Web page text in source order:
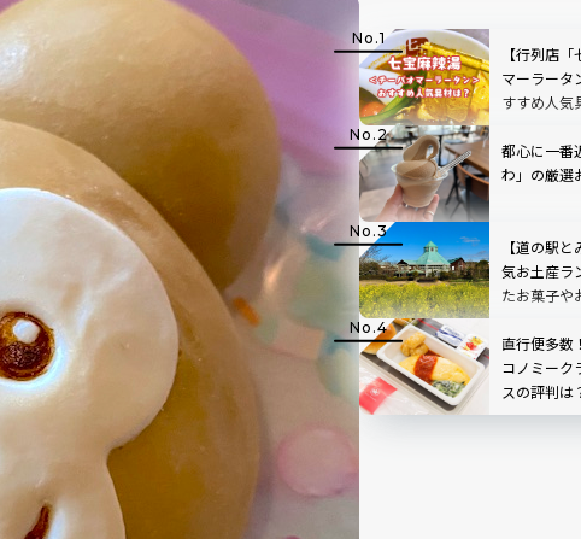
【行列店
マーラータ
すすめ人気
都心に一番
わ」の厳選
【道の駅
気お土産ラ
たお菓子や
直行便多数
コノミーク
スの評判は